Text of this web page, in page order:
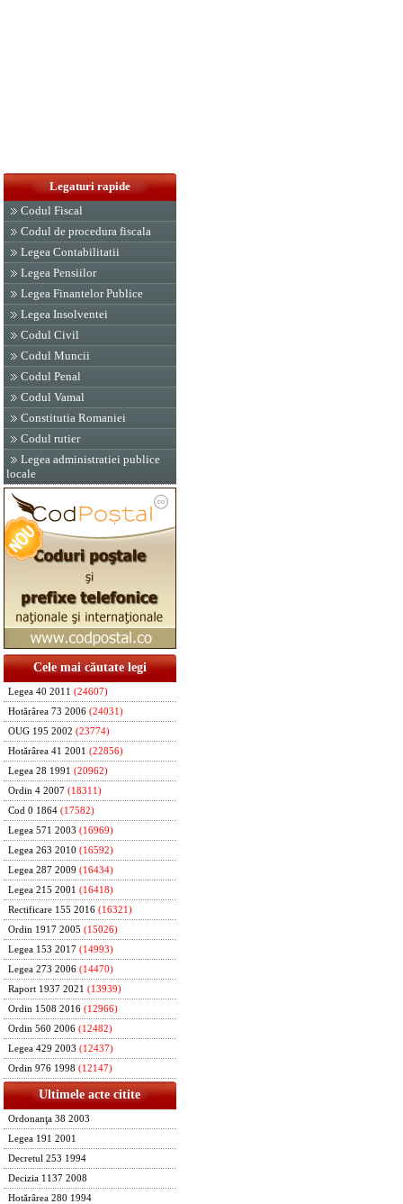
Legaturi rapide
Codul Fiscal
Codul de procedura fiscala
Legea Contabilitatii
Legea Pensiilor
Legea Finantelor Publice
Legea Insolventei
Codul Civil
Codul Muncii
Codul Penal
Codul Vamal
Constitutia Romaniei
Codul rutier
Legea administratiei publice
locale
Cele mai căutate legi
Legea 40 2011 (24607)
Hotărârea 73 2006 (24031)
OUG 195 2002 (23774)
Hotărârea 41 2001 (22856)
Legea 28 1991 (20962)
Ordin 4 2007 (18311)
Cod 0 1864 (17582)
Legea 571 2003 (16969)
Legea 263 2010 (16592)
Legea 287 2009 (16434)
Legea 215 2001 (16418)
Rectificare 155 2016 (16321)
Ordin 1917 2005 (15026)
Legea 153 2017 (14993)
Legea 273 2006 (14470)
Raport 1937 2021 (13939)
Ordin 1508 2016 (12966)
Ordin 560 2006 (12482)
Legea 429 2003 (12437)
Ordin 976 1998 (12147)
Ultimele acte citite
Ordonanţa 38 2003
Legea 191 2001
Decretul 253 1994
Decizia 1137 2008
Hotărârea 280 1994